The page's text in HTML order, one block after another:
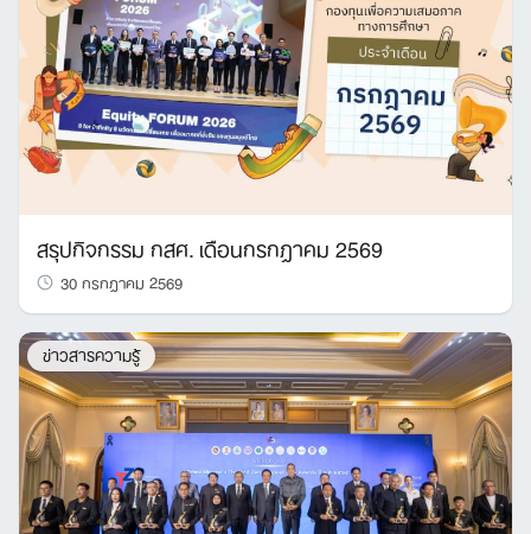
สรุปกิจกรรม กสศ. เดือนกรกฎาคม 2569
30 กรกฎาคม 2569
ข่าวสารความรู้